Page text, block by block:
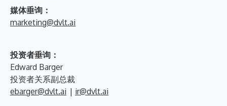
媒体垂询：
marketing@dvlt.ai
投资者垂询：
Edward Barger
投资者关系副总裁
ebarger@dvlt.ai | ir@dvlt.ai